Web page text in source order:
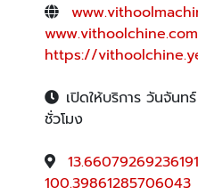
www.vithoolchine.com
https://
เปิดให้บริการ วันจัน
ชั่วโมง
100.39861285706043